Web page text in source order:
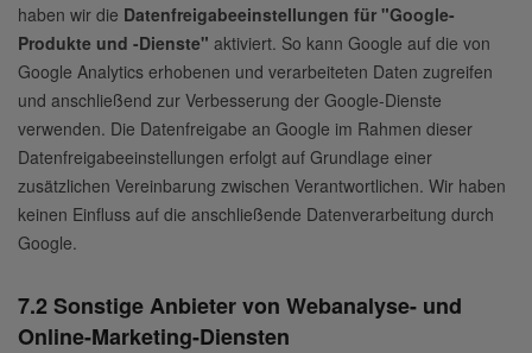
haben wir die Datenfreigabeeinstellungen für "Google-
Produkte und -Dienste" aktiviert. So kann Google auf die von
Google Analytics erhobenen und verarbeiteten Daten zugreifen
und anschließend zur Verbesserung der Google-Dienste
verwenden. Die Datenfreigabe an Google im Rahmen dieser
Datenfreigabeeinstellungen erfolgt auf Grundlage einer
zusätzlichen Vereinbarung zwischen Verantwortlichen. Wir haben
keinen Einfluss auf die anschließende Datenverarbeitung durch
Google.
7.2 Sonstige Anbieter von Webanalyse- und
Online-Marketing-Diensten